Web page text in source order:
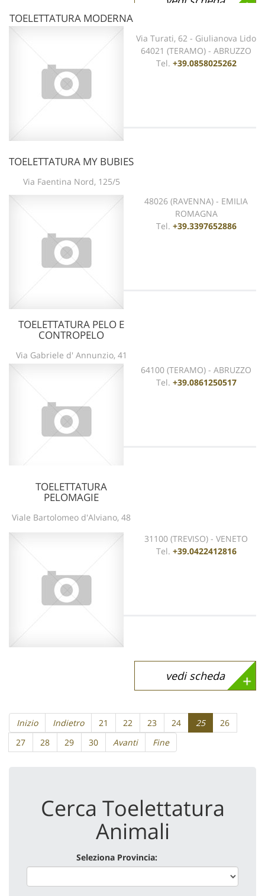
TOELETTATURA MODERNA
Via Turati, 62 - Giulianova Lido
64021 (TERAMO) - ABRUZZO
Tel. +39.0858025262
TOELETTATURA MY BUBIES
Via Faentina Nord, 125/5
48026 (RAVENNA) - EMILIA
ROMAGNA
Tel. +39.3397652886
TOELETTATURA PELO E
CONTROPELO
Via Gabriele d' Annunzio, 41
64100 (TERAMO) - ABRUZZO
Tel. +39.0861250517
TOELETTATURA
PELOMAGIE
Viale Bartolomeo d'Alviano, 48
31100 (TREVISO) - VENETO
Tel. +39.0422412816
vedi scheda
Inizio Indietro 21 22 23 24 25
26
27
28 29 30 Avanti Fine
Cerca Toelettatura
Animali
Seleziona Provincia: